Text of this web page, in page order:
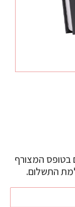
בטופס המצורף
התשלום.